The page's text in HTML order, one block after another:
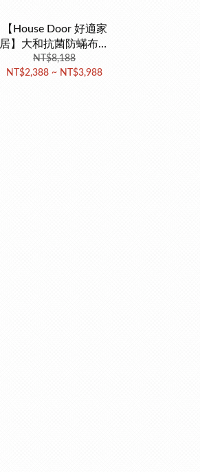
【House Door 好適家
居】大和抗菌防蟎布套
5cm厚泰國Q彈乳膠床墊
NT$8,188
NT$2,388 ~ NT$3,988